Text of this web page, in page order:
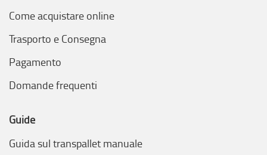
Come acquistare online
Trasporto e Consegna
Pagamento
Domande frequenti
Guide
Guida sul transpallet manuale